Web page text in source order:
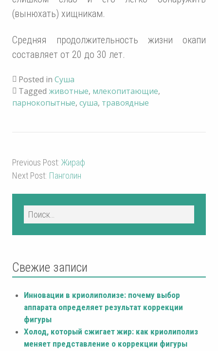
(вынюхать) хищникам.
Средняя продолжительность жизни окапи
составляет от 20 до 30 лет.
Posted in Суша
Tagged животные, млекопитающие,
парнокопытные, суша, травоядные
Previous Post: Жираф
Next Post: Панголин
Свежие записи
Инновации в криолиполизе: почему выбор
аппарата определяет результат коррекции
фигуры
Холод, который сжигает жир: как криолиполиз
меняет представление о коррекции фигуры